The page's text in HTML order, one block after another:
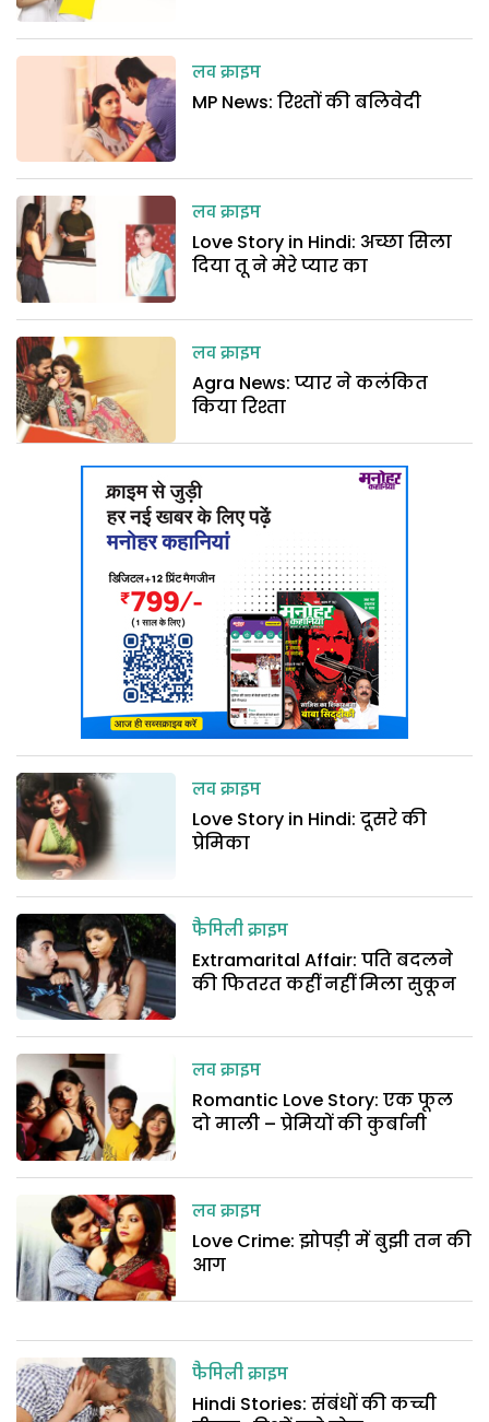
लव क्राइम
MP News: रिश्तों की बलिवेदी
लव क्राइम
Love Story in Hindi: अच्छा सिला
दिया तू ने मेरे प्यार का
लव क्राइम
Agra News: प्यार ने कलंकित
किया रिश्ता
लव क्राइम
Love Story in Hindi: दूसरे की
प्रेमिका
फैमिली क्राइम
Extramarital Affair: पति बदलने
की फितरत कहीं नहीं मिला सुकून
लव क्राइम
Romantic Love Story: एक फूल
दो माली – प्रेमियों की कुर्बानी
लव क्राइम
Love Crime: झोपड़ी में बुझी तन की
आग
फैमिली क्राइम
Hindi Stories: संबंधों की कच्ची